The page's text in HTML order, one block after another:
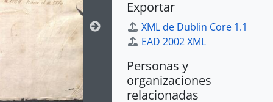
Exportar
XML de Dublin Core 1.1
EAD 2002 XML
Personas y
organizaciones
relacionadas